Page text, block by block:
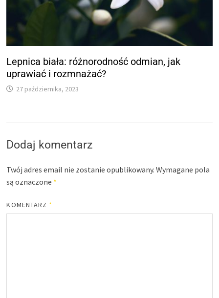
Lepnica biała: różnorodność odmian, jak
uprawiać i rozmnażać?
27 października, 2023
Dodaj komentarz
Twój adres email nie zostanie opublikowany. Wymagane pola
są oznaczone *
KOMENTARZ *